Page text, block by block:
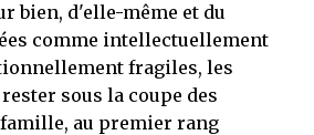
bien, d'elle-même et du
comme intellectuellement
fragiles, les
sous la coupe des
au premier rang